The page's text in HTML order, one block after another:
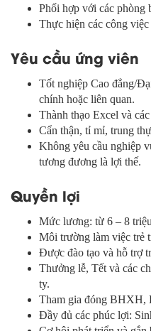
Phối hợp với các phòng
Thực hiện các công việc
Yêu cầu ứng viên
Tốt nghiệp Cao đẳng/
chính hoặc liên quan.
Thành thạo Excel và
Cẩn thận, tỉ mỉ, trung
Không yêu cầu nghiệp
tương đương là lợi thế.
Quyền lợi
Mức lương: từ 6 – 8
Môi trường làm việc trẻ
Được đào tạo và hỗ trợ
Thưởng lễ, Tết và các
ty.
Tham gia đóng
Đầy đủ các phúc lợi: